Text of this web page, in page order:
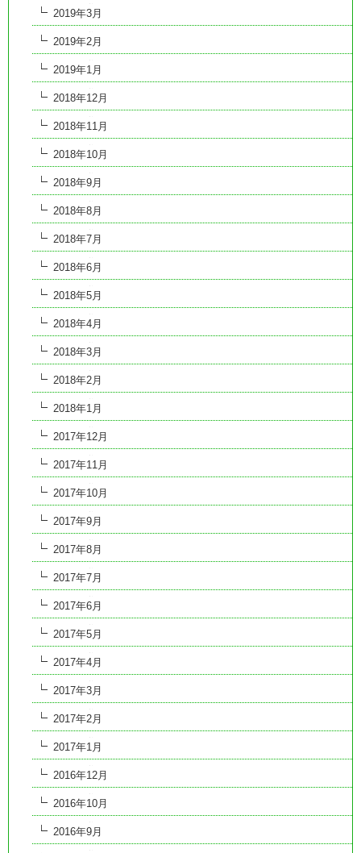
2019年3月
2019年2月
2019年1月
2018年12月
2018年11月
2018年10月
2018年9月
2018年8月
2018年7月
2018年6月
2018年5月
2018年4月
2018年3月
2018年2月
2018年1月
2017年12月
2017年11月
2017年10月
2017年9月
2017年8月
2017年7月
2017年6月
2017年5月
2017年4月
2017年3月
2017年2月
2017年1月
2016年12月
2016年10月
2016年9月